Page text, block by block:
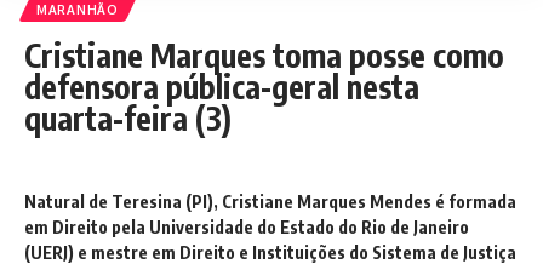
MARANHÃO
Cristiane Marques toma posse como
defensora pública-geral nesta
quarta-feira (3)
Natural de Teresina (PI), Cristiane Marques Mendes é formada
em Direito pela Universidade do Estado do Rio de Janeiro
(UERJ) e mestre em Direito e Instituições do Sistema de Justiça